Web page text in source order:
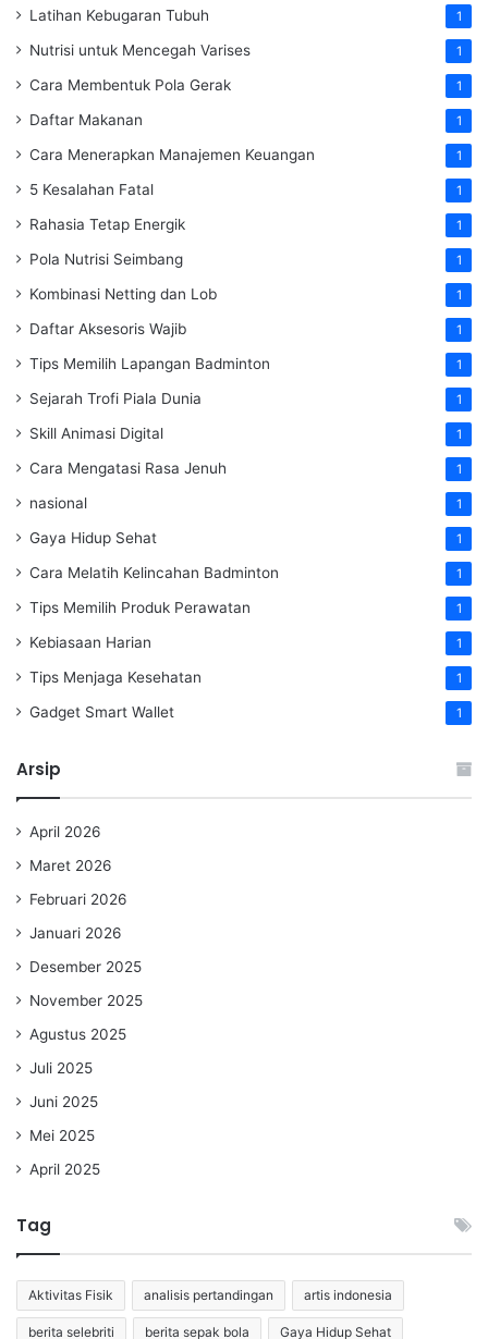
Latihan Kebugaran Tubuh 1
Nutrisi untuk Mencegah Varises 1
Cara Membentuk Pola Gerak 1
Daftar Makanan 1
Cara Menerapkan Manajemen Keuangan 1
5 Kesalahan Fatal 1
Rahasia Tetap Energik 1
Pola Nutrisi Seimbang 1
Kombinasi Netting dan Lob 1
Daftar Aksesoris Wajib 1
Tips Memilih Lapangan Badminton 1
Sejarah Trofi Piala Dunia 1
Skill Animasi Digital 1
Cara Mengatasi Rasa Jenuh 1
nasional 1
Gaya Hidup Sehat 1
Cara Melatih Kelincahan Badminton 1
Tips Memilih Produk Perawatan 1
Kebiasaan Harian 1
Tips Menjaga Kesehatan 1
Gadget Smart Wallet 1
Arsip
April 2026
Maret 2026
Februari 2026
Januari 2026
Desember 2025
November 2025
Agustus 2025
Juli 2025
Juni 2025
Mei 2025
April 2025
Tag
Aktivitas Fisik analisis pertandingan artis indonesia
berita selebriti berita sepak bola Gaya Hidup Sehat